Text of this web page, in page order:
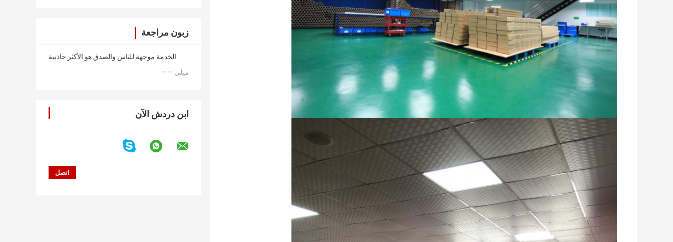
زبون مراجعة
الخدمة موجهة للناس والصدق هو الأكثر جاذبية.
—— ميلي
ابن دردش الآن